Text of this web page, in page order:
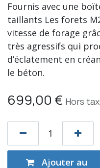
Fournis avec une
taillants Les forets
vitesse de forage
très agressifs qui
d’éclatement en
le béton.
699,00 € Hors
Ajouter au